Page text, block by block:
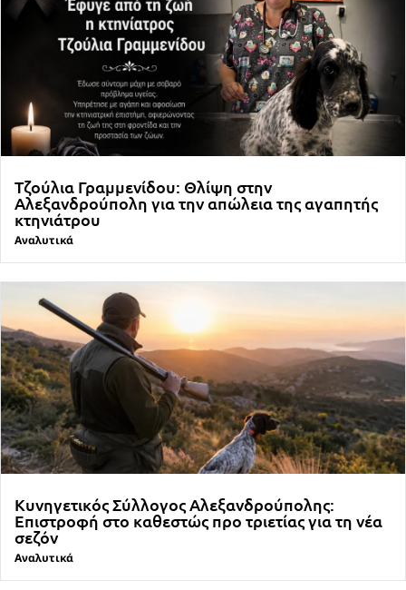
Τζούλια Γραμμενίδου: Θλίψη στην
Αλεξανδρούπολη για την απώλεια της αγαπητής
κτηνιάτρου
Αναλυτικά
Κυνηγετικός Σύλλογος Αλεξανδρούπολης:
Επιστροφή στο καθεστώς προ τριετίας για τη νέα
σεζόν
Αναλυτικά